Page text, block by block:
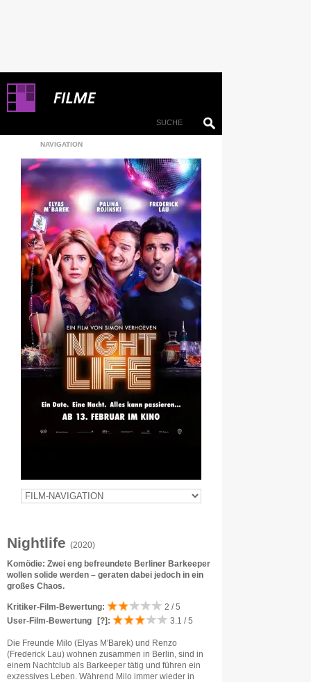
NAVIGATION
Nightlife (2020)
Komödie: Zwei eng befreundete Berliner Barkeeper
wollen solide werden – geraten dabei jedoch in ein
großes Chaos.
Kritiker-Film-Bewertung:
2 / 5
User-Film-Bewertung
[?] : 3.1 / 5
Die Freunde Milo (Elyas M'Barek) und Renzo
(Frederick Lau) wohnen zusammen in Berlin, sind in
einem Nachtclub als Barkeeper tätig und führen ein
exzessives Leben. Während Milo immer wieder in